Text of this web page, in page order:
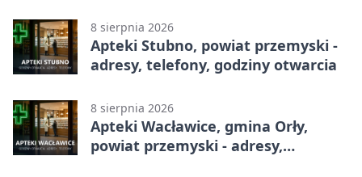
8 sierpnia 2026
Apteki Stubno, powiat przemyski -
adresy, telefony, godziny otwarcia
8 sierpnia 2026
Apteki Wacławice, gmina Orły,
powiat przemyski - adresy,